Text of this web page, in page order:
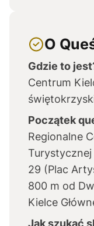
O
Gdzie to
Centrum
Początek
Regionalne
29 (Plac
800 m od
Kielce
Jak szukać